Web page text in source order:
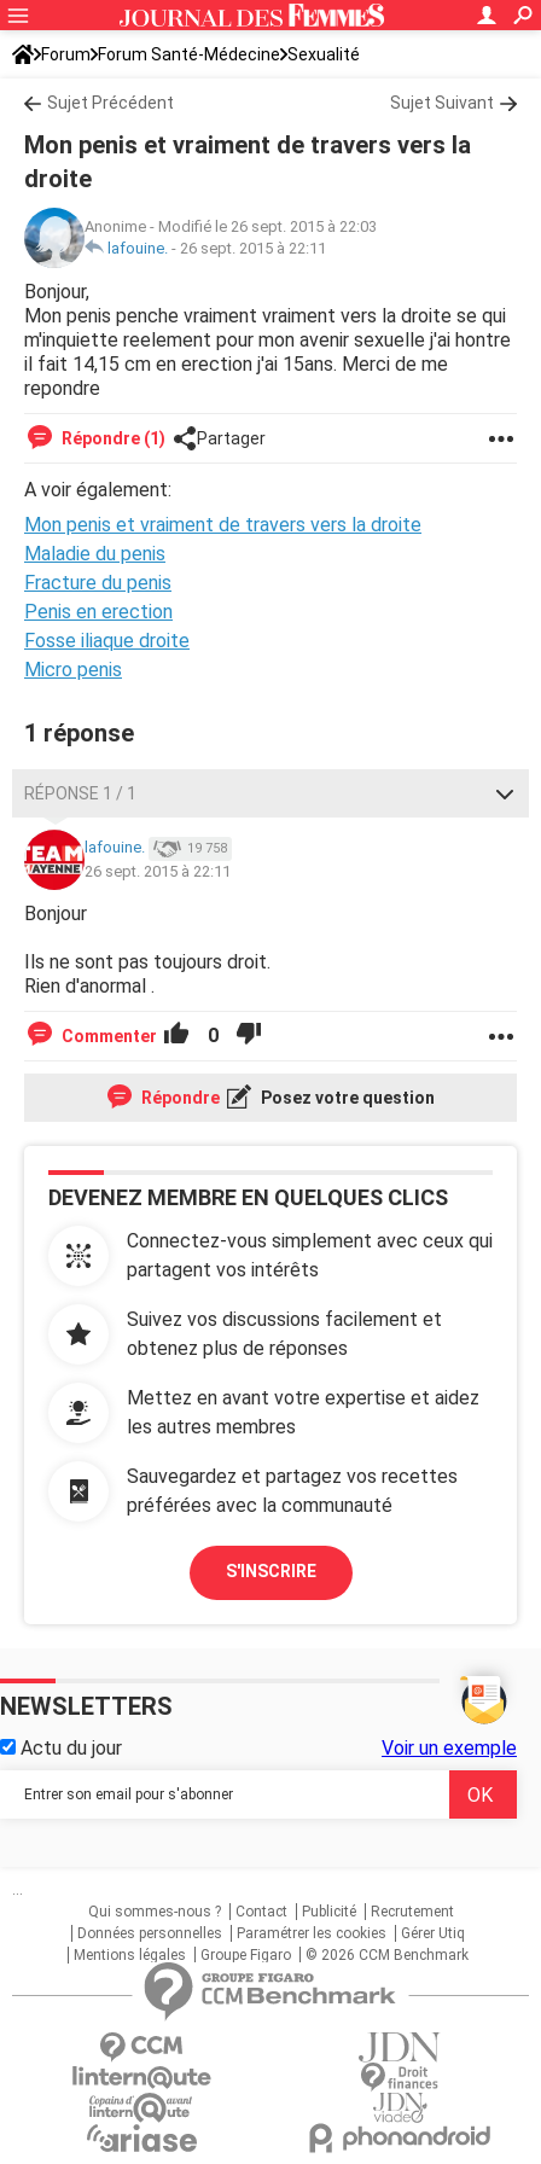
Forum Forum Santé-Médecine Sexualité
Sujet Précédent Sujet Suivant
Mon penis et vraiment de travers vers la
droite
Anonime - Modifié le 26 sept. 2015 à 22:03
lafouine. - 26 sept. 2015 à 22:11
Bonjour,
Mon penis penche vraiment vraiment vers la droite se qui
m'inquiette reelement pour mon avenir sexuelle j'ai hontre
il fait 14,15 cm en erection j'ai 15ans. Merci de me
repondre
Répondre (1) Partager
A voir également:
Mon penis et vraiment de travers vers la droite
Maladie du penis
Fracture du penis
Penis en erection
Fosse iliaque droite
Micro penis
1 réponse
RÉPONSE 1 / 1
lafouine. 19 758
26 sept. 2015 à 22:11
Bonjour
Ils ne sont pas toujours droit.
Rien d'anormal .
Commenter 0
Répondre Posez votre question
DEVENEZ MEMBRE EN QUELQUES CLICS
Connectez-vous simplement avec ceux qui
partagent vos intérêts
Suivez vos discussions facilement et
obtenez plus de réponses
Mettez en avant votre expertise et aidez
les autres membres
Sauvegardez et partagez vos recettes
préférées avec la communauté
S'INSCRIRE
NEWSLETTERS
Actu du jour Voir un exemple
...
Qui sommes-nous ?
Contact Publicité
Recrutement
Données personnelles
Paramétrer les cookies
Gérer Utiq
Mentions légales
Groupe Figaro © 2026 CCM Benchmark